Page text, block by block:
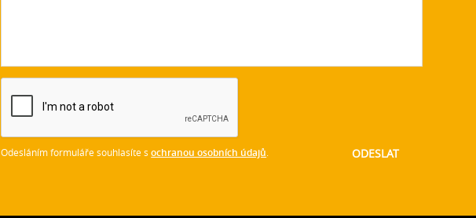
Odesláním formuláře souhlasíte sochranou osobních údajů.